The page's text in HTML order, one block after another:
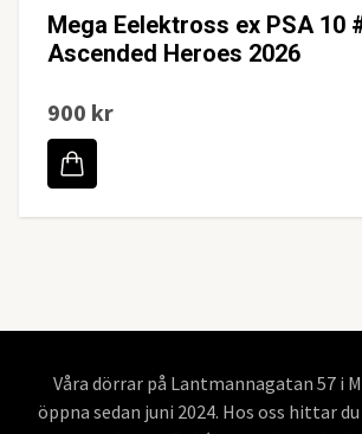
Mega Eelektross ex PSA 10
Ascended Heroes 2026
900 kr
Våra dörrar på Lantmannagatan 57 i
öppna sedan juni 2024. Hos oss hittar